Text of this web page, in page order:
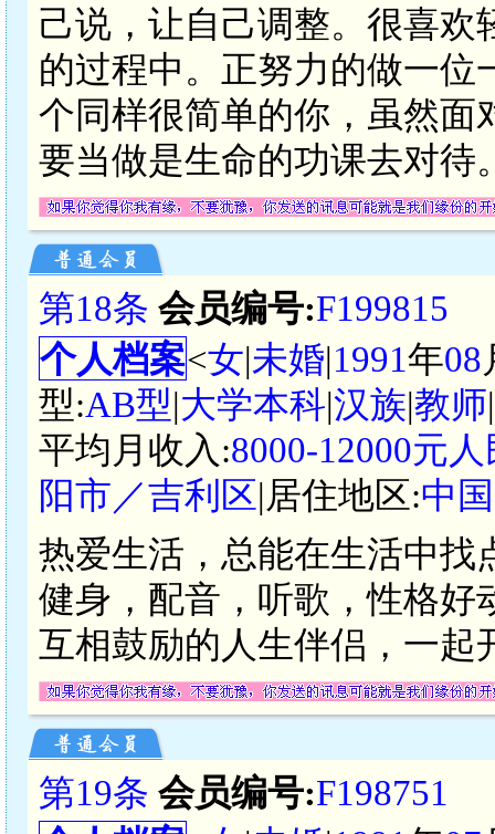
己说，让自己调整。很喜欢
的过程中。正努力的做一
个同样很简单的你，虽然面
要当做是生命的功课去对待
第18条 会员编号:F199815
个人档案<女|未婚|1991年08
型:AB型|大学本科|汉族|教师
平均月收入:8000-12000元
阳市／吉利区|居住地区:中
热爱生活，总能在生活中找
健身，配音，听歌，性格好
互相鼓励的人生伴侣，一起
第19条 会员编号:F198751